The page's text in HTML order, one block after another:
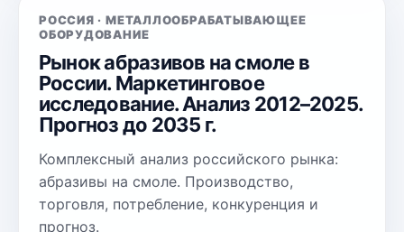
РОССИЯ · МЕТАЛЛООБРАБАТЫВАЮЩЕЕ
ОБОРУДОВАНИЕ
Рынок абразивов на смоле в
России. Маркетинговое
исследование. Анализ 2012–2025.
Прогноз до 2035 г.
Комплексный анализ российского рынка:
абразивы на смоле. Производство,
торговля, потребление, конкуренция и
прогноз.